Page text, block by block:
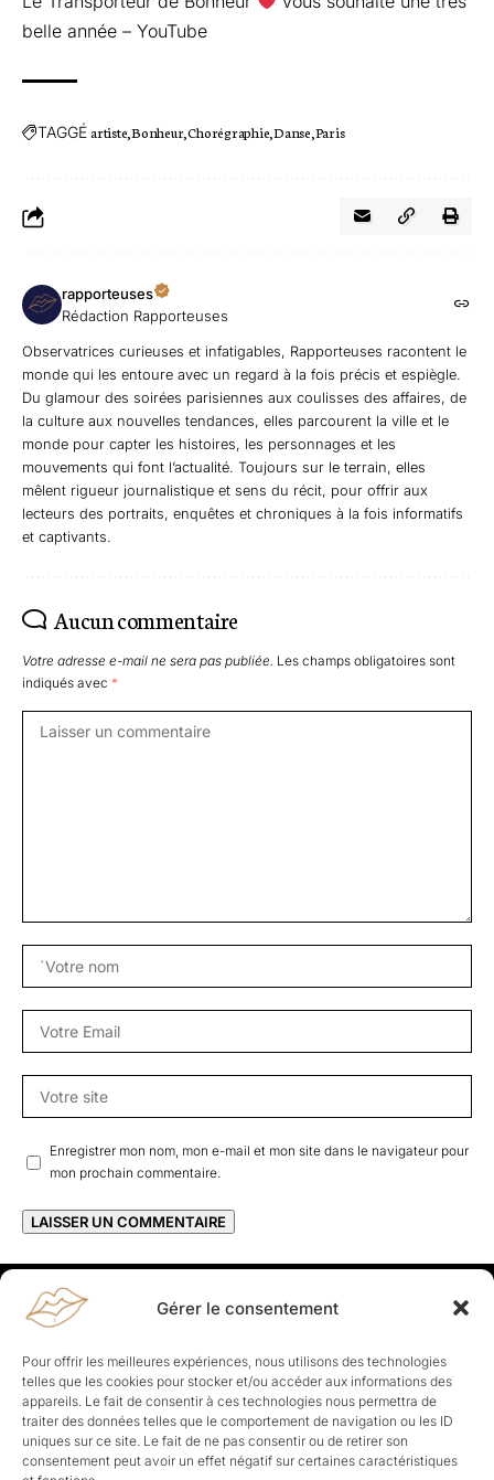
Gérer le consentement
Pour offrir les meilleures expériences, nous utilisons des technologies
telles que les cookies pour stocker et/ou accéder aux informations des
appareils. Le fait de consentir à ces technologies nous permettra de
traiter des données telles que le comportement de navigation ou les ID
uniques sur ce site. Le fait de ne pas consentir ou de retirer son
consentement peut avoir un effet négatif sur certaines caractéristiques
belle année – YouTube
TAGGÉartiste Bonheur Chorégraphie Danse Paris
rapporteuses
Rédaction Rapporteuses
Observatrices curieuses et infatigables, Rapporteuses racontent le
monde qui les entoure avec un regard à la fois précis et espiègle.
Du glamour des soirées parisiennes aux coulisses des affaires, de
la culture aux nouvelles tendances, elles parcourent la ville et le
monde pour capter les histoires, les personnages et les
mouvements qui font l’actualité. Toujours sur le terrain, elles
mêlent rigueur journalistique et sens du récit, pour offrir aux
lecteurs des portraits, enquêtes et chroniques à la fois informatifs
et captivants.
Aucun commentaire
Votre adresse e-mail ne sera pas publiée. Les champs obligatoires sont
indiqués avec *
Enregistrer mon nom, mon e-mail et mon site dans le navigateur pour
mon prochain commentaire.
Rapporteuses
À propos de Rapporteuses :Rapporteuses, c’est l’histoire de
Parisiennes, bien dans leurs baskets qui aiment rapporter ce qui leur
cause, leur apporte et leur rapporte !
Les Topics
Société Politique Business Culture
Sport